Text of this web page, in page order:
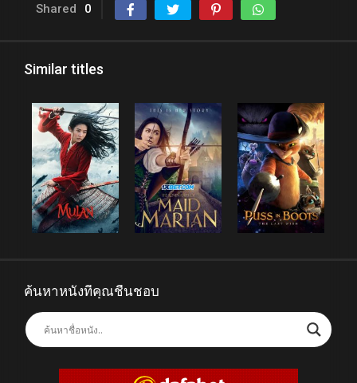
Shared 0
Similar titles
ค้นหาหนังที่คุณชื่นชอบ